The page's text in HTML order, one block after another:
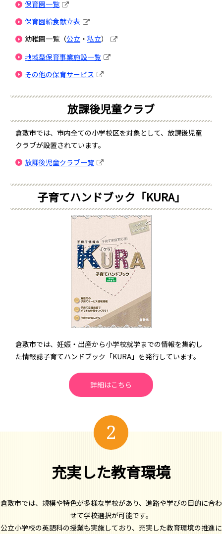
保育園一覧
保育園給食献立表
幼稚園一覧（公立 ・ 私立）
地域型保育事業施設一覧
その他の保育サービス
放課後児童クラブ
倉敷市では、市内全ての小学校区を対象として、放課後児童
クラブが設置されています。
放課後児童クラブ一覧
子育てハンドブック「KURA」
倉敷市では、妊娠・出産から小学校就学までの情報を集約し
た情報誌子育てハンドブック「KURA」を発行しています。
詳細はこちら
2
充実した教育環境
倉敷市では、規模や特色が多様な学校があり、進路や学びの目的に合わ
せて学校選択が可能です。
公立小学校の英語科の授業も実施しており、充実した教育環境の推進に